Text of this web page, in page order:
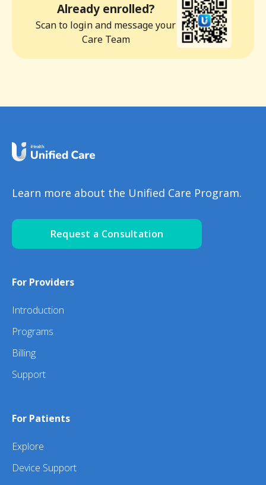
Already enrolled?
Scan to login and message your
Care Team
Learn more about the Unified Care Program.
Request a Consultation
For Providers
Introduction
Programs
Billing
Support
For Patients
Explore
Device Support